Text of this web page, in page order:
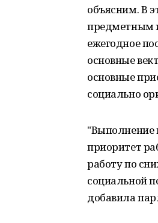
объясним. В
предметным
ежегодное
основные
основные
социально
"Выполнение
приоритет
работу по
социальной
добавила